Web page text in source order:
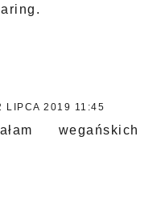
LIPCA 2019 11:45
wegańskich